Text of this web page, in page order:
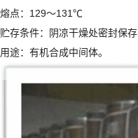
熔点：129～131℃
贮存条件：阴凉干燥处密封保存
用途：有机合成中间体。